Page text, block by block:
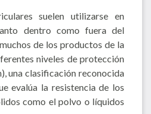
suelen utilizarse en
dentro como fuera del
de los productos de la
niveles de protección
una clasificación reconocida
evalúa la resistencia de los
como el polvo o líquidos